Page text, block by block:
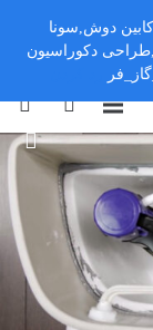
دوش,سونا
دکوراسیون